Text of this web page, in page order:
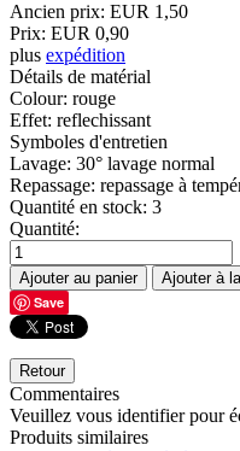
Ancien prix: EUR 1,50
Prix: EUR 0,90
plus expédition
Détails de matérial
Colour: rouge
Effet: reflechissant
Symboles d'entretien
Lavage: 30° lavage normal
Repassage: repassage à
Quantité en stock: 3
Quantité:
Save
Commentaires
Veuillez vous identifier pour
Produits similaires